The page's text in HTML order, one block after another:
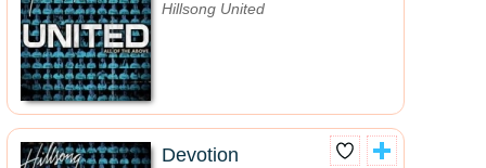
Hillsong United
Devotion